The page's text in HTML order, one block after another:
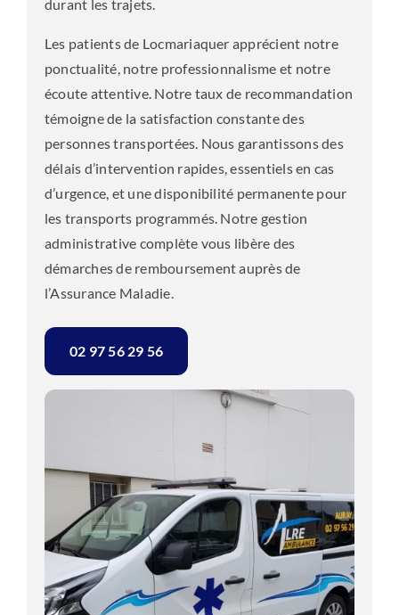
durant les trajets.
Les patients de Locmariaquer apprécient notre
ponctualité, notre professionnalisme et notre
écoute attentive. Notre taux de recommandation
témoigne de la satisfaction constante des
personnes transportées. Nous garantissons des
délais d’intervention rapides, essentiels en cas
d’urgence, et une disponibilité permanente pour
les transports programmés. Notre gestion
administrative complète vous libère des
démarches de remboursement auprès de
l’Assurance Maladie.
02 97 56 29 56